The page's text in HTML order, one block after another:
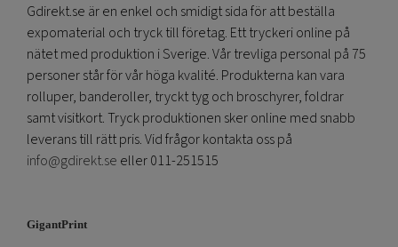
Gdirekt.se är en enkel och smidigt sida för att beställa
expomaterial och tryck till företag. Ett tryckeri online på
nätet med produktion i Sverige. Vår trevliga personal på 75
personer står för vår höga kvalité. Produkterna kan vara
rolluper, banderoller, tryckt tyg och broschyrer, foldrar
samt visitkort. Tryck produktionen sker online med snabb
leverans till rätt pris. Vid frågor kontakta oss på
info@gdirekt.se eller 011-251515
GigantPrint